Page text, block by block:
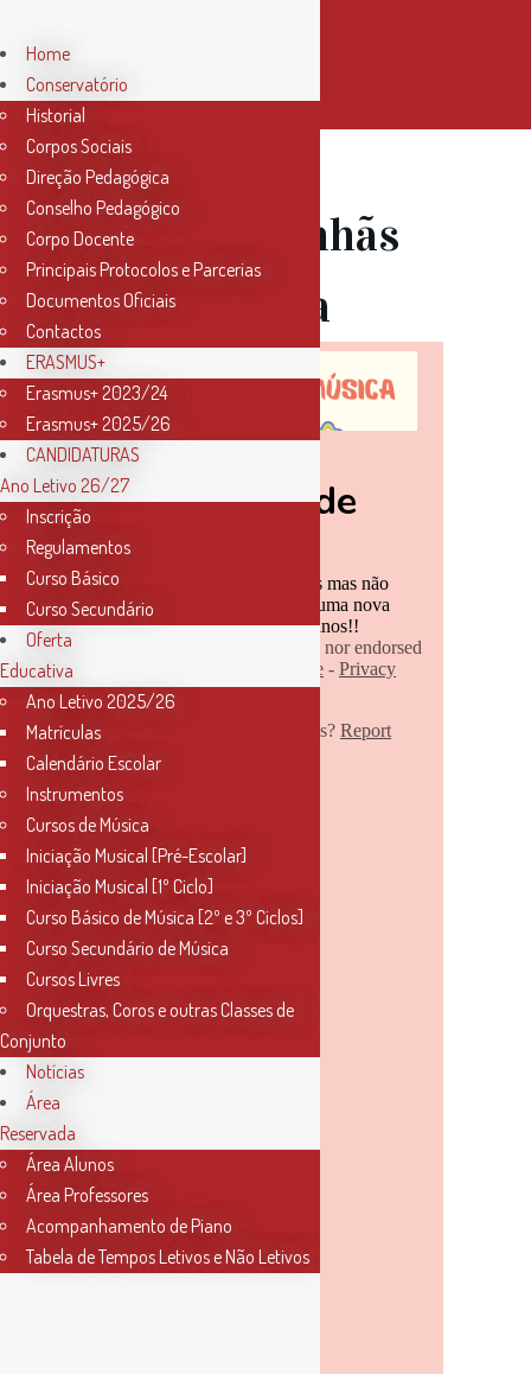
20 Abr
Manhãs
com Música
Home
Conservatório
Historial
Corpos Sociais
Direção Pedagógica
Conselho Pedagógico
Corpo Docente
Principais Protocolos e Parcerias
Documentos Oficiais
Contactos
ERASMUS+
Erasmus+ 2023/24
Erasmus+ 2025/26
CANDIDATURAS
Ano Letivo 26/27
Inscrição
Regulamentos
Curso Básico
Curso Secundário
Oferta
Educativa
Ano Letivo 2025/26
Matrículas
Calendário Escolar
Instrumentos
Cursos de Música
Iniciação Musical [Pré-Escolar]
Iniciação Musical [1º Ciclo]
Curso Básico de Música [2º e 3º Ciclos]
Curso Secundário de Música
Cursos Livres
Orquestras, Coros e outras Classes de
Conjunto
Notícias
Área
Reservada
Área Alunos
Área Professores
Acompanhamento de Piano
Tabela de Tempos Letivos e Não Letivos